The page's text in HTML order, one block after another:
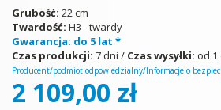
Grubość: 22 cm
Twardość: H3 - twardy
Gwarancja: do 5 lat *
Czas produkcji: 7 dni / Czas wysyłki: od 1
Producent/podmiot odpowiedzialny/Informacje o
2 109,00 zł